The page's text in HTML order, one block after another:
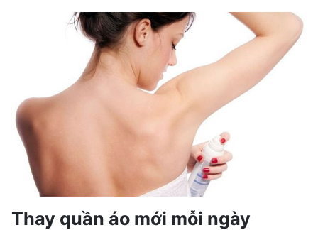
Thay quần áo mới mỗi ngày